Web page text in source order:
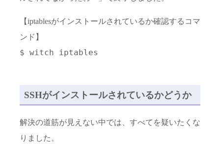
【iptablesがインストールされているか確認するコマ
ンド】
$ witch iptables
SSHがインストールされているかどうか
解決の道筋が見えない中では、すべてを疑いたくな
りました。